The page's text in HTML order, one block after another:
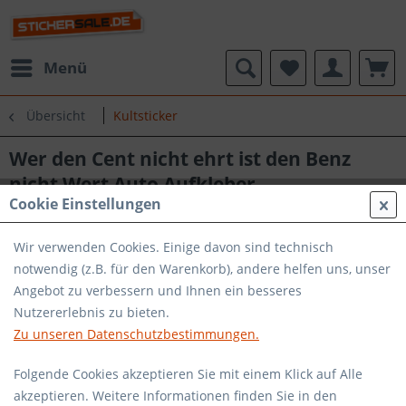
Menü
Übersicht Kultsticker
Wer den Cent nicht ehrt ist den Benz
nicht Wert Auto Aufkleber
Cookie Einstellungen
Wir verwenden Cookies. Einige davon sind technisch
notwendig (z.B. für den Warenkorb), andere helfen uns, unser
Angebot zu verbessern und Ihnen ein besseres
Nutzererlebnis zu bieten.
Zu unseren Datenschutzbestimmungen.
Folgende Cookies akzeptieren Sie mit einem Klick auf Alle
akzeptieren. Weitere Informationen finden Sie in den